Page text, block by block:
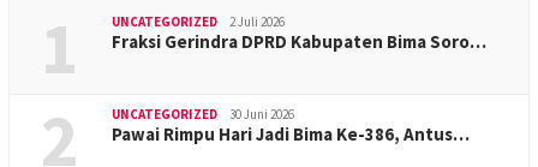
1 UNCATEGORIZED 2 Juli 2026
Fraksi Gerindra DPRD Kabupaten Bima Soro…
2 UNCATEGORIZED 30 Juni 2026
Pawai Rimpu Hari Jadi Bima Ke-386, Antus…